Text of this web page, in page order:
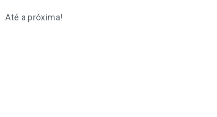
Até a próxima!